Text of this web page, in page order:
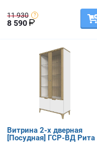
11 930
8 590
Витрина 2-х дверная
[Посудная] ГСР-ВД Рита